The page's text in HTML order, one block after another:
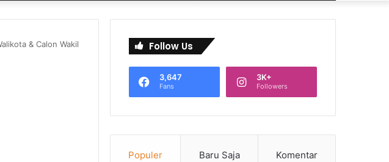
...
skin
Acak
& Calon Wakil
Follow Us
3,647
Fans
3K+
Followers
Populer Baru Saja Komentar